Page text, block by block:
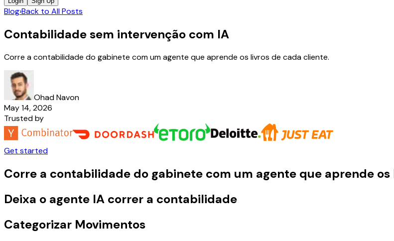
Blog›Back to All Posts
Contabilidade sem intervenção com IA
Corre a contabilidade do gabinete com um agente que aprende os livros de cada cliente.
Ohad Navon
May 14, 2026
Trusted by
Get started
Corre a contabilidade do gabinete com um agente que aprende
Deixa o agente IA correr a contabilidade
Categorizar Movimentos